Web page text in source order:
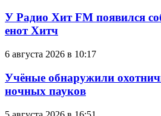
У Радио Хит FM появился
енот Хитч
6 августа 2026 в 10:17
Учёные обнаружили
ночных пауков